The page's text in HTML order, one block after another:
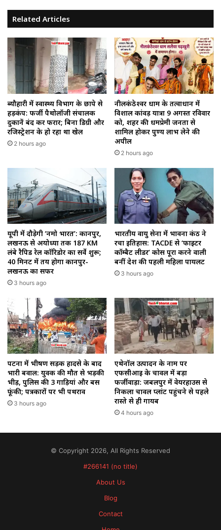
Related Articles
ब्यौहारी में स्वास्थ्य विभाग के छापे से
हड़कंप: फर्जी पैथोलॉजी संचालक
दुकानें बंद कर फरार; बिना डिग्री और
रजिस्ट्रेशन के हो रहा था खेल
2 hours ago
नीलकंठेश्वर धाम के तत्वाधान में
विशाल कांवड़ यात्रा 9 अगस्त रविवार
को, शहर की धर्मप्रेमी जनता से
शामिल होकर पुण्य लाभ लेने की
अपील
2 hours ago
यूपी में दौड़ेगी ‘नमो भारत’: कानपुर,
लखनऊ से अयोध्या तक 187 KM
लंबे रैपिड रेल कॉरिडोर का सर्वे शुरू;
40 मिनट में तय होगा कानपुर-
लखनऊ का सफर
3 hours ago
भारतीय वायु सेना में भावना कंठ ने
रचा इतिहास: TACDE से ‘फाइटर
कॉम्बैट लीडर’ कोर्स पूरा करने वाली
बनीं देश की पहली महिला पायलट
3 hours ago
पटना में भीषण सड़क हादसे के बाद
भारी बवाल: युवक की मौत से भड़की
भीड़, पुलिस की 3 गाड़ियां और बस
फूंकी; पत्रकारों पर भी पथराव
3 hours ago
एथेनॉल उत्पादन के नाम पर
एफसीआई के चावल में बड़ा
फर्जीवाड़ा: जबलपुर में वेयरहाउस से
निकला चावल प्लांट पहुंचने से पहले
रास्ते से ही गायब
4 hours ago
© Copyright 2026, All Rights Reserved
#266141 (no title)
About Us
Blog
Contact